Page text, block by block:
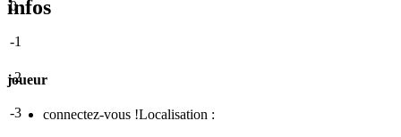
0
-1
-2
-3
infos
joueur
connectez-vous !Localisation :